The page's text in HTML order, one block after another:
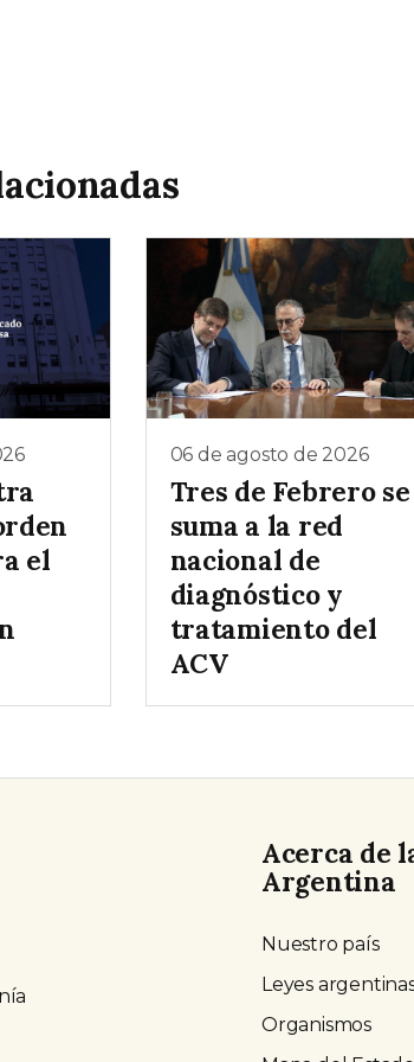
el
06 de agosto de 2026
Tres de Febrero se
suma a la red
nacional de
diagnóstico y
tratamiento del
ACV
Acerca de
Argentina
Nuestro país
Leyes
Organismos